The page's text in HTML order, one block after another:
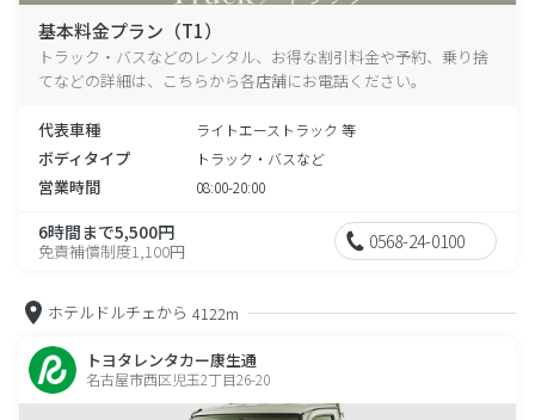
基本料金プラン（T1）
トラック・バスなどのレンタル、お得な割引料金や予約、乗り捨
てなどの詳細は、こちらから各店舗にお電話ください。
代表車種 ライトエーストラック 等
ボディタイプ トラック・バスなど
営業時間 08:00-20:00
6時間まで5,500円
免責補償制度1,100円 0568-24-0100
ホテルドルチェから 4122m
トヨタレンタカー康生通
名古屋市西区児玉2丁目26-20